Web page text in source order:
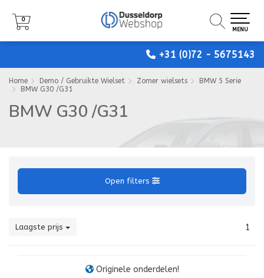
+31 (0)72 - 5675143
0
MENU
0
MENU
0
MENU
Home Demo / Gebruikte Wielset Zomer wielsets
BMW 5 Serie
BMW G30 /G31
BMW G30 /G31
Open filters
Laagste prijs 1
Originele onderdelen!